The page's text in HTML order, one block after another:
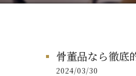
骨董品なら徹底
2024/03/30